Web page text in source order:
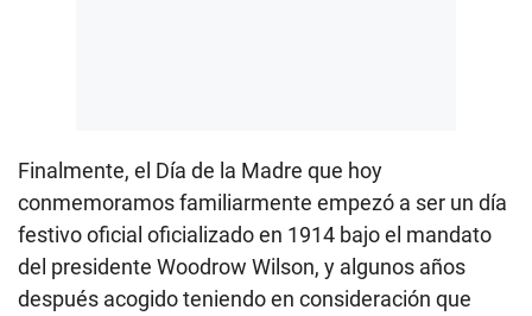
Finalmente, el Día de la Madre que hoy
conmemoramos familiarmente empezó a ser un día
festivo oficial oficializado en 1914 bajo el mandato
del presidente Woodrow Wilson, y algunos años
después acogido teniendo en consideración que